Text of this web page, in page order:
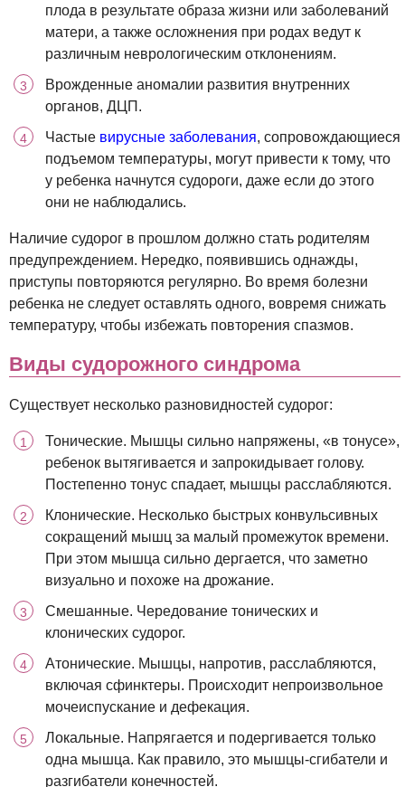
плода в результате образа жизни или заболеваний
матери, а также осложнения при родах ведут к
различным неврологическим отклонениям.
Врожденные аномалии развития внутренних
органов, ДЦП.
Частые вирусные заболевания, сопровождающиеся
подъемом температуры, могут привести к тому, что
у ребенка начнутся судороги, даже если до этого
они не наблюдались.
Наличие судорог в прошлом должно стать родителям
предупреждением. Нередко, появившись однажды,
приступы повторяются регулярно. Во время болезни
ребенка не следует оставлять одного, вовремя снижать
температуру, чтобы избежать повторения спазмов.
Виды судорожного синдрома
Существует несколько разновидностей судорог:
Тонические. Мышцы сильно напряжены, «в тонусе»,
ребенок вытягивается и запрокидывает голову.
Постепенно тонус спадает, мышцы расслабляются.
Клонические. Несколько быстрых конвульсивных
сокращений мышц за малый промежуток времени.
При этом мышца сильно дергается, что заметно
визуально и похоже на дрожание.
Смешанные. Чередование тонических и
клонических судорог.
Атонические. Мышцы, напротив, расслабляются,
включая сфинктеры. Происходит непроизвольное
мочеиспускание и дефекация.
Локальные. Напрягается и подергивается только
одна мышца. Как правило, это мышцы-сгибатели и
разгибатели конечностей.